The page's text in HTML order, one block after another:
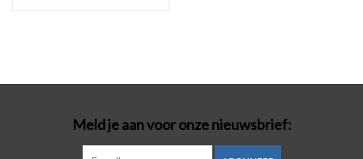
Meld je aan voor onze nieuwsbrief: